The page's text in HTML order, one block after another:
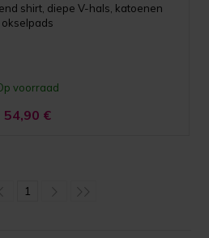
shirt, diepe V-hals, katoenen
okselpads
voorraad
54,90 €
1